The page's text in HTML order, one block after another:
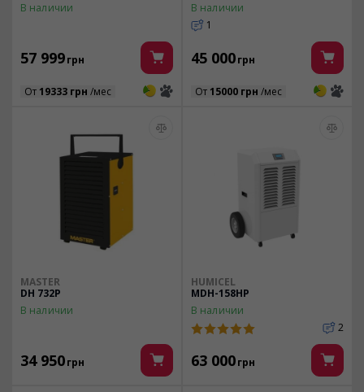
В наличии
57 999грн
От 19333 грн /мес 3 3
В наличии
1
45 000грн
От 15000 грн /мес 3 3
MASTER
DH 732P
В наличии
34 950грн
HUMICEL
MDH-158HP
В наличии
2
63 000грн